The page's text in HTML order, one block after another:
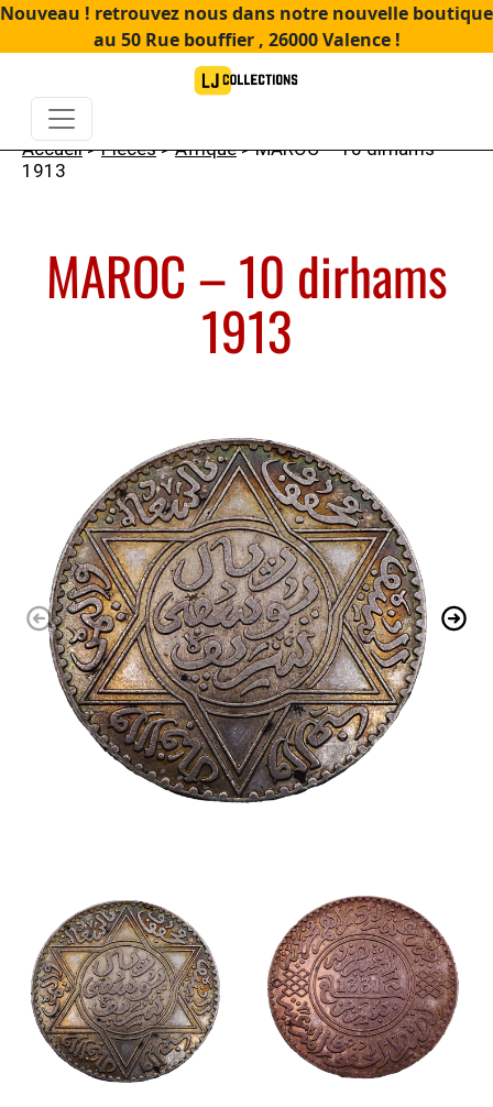
Nouveau ! retrouvez nous dans notre nouvelle boutique
au 50 Rue bouffier , 26000 Valence !
Accueil>Pièces>Afrique> MAROC – 10 dirhams
1913
MAROC – 10 dirhams
1913